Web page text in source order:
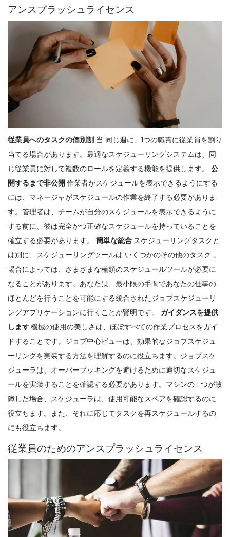
アンスプラッシュライセンス
従業員へのタスクの個別割 当 同じ週に、1つの職責に従業員を割り
当てる場合があります。最適なスケジューリングシステムは、同
じ従業員に対して複数のロールを定義する機能を提供します。
公
開するまで非公開作業者がスケジュールを表示できるようにする
には、マネージャがスケジュールの作業を終了する必要がありま
す。管理者は、チームが自分のスケジュールを表示できるように
する前に、彼は完全かつ正確なスケジュールを持っていることを
確立する必要があります。
簡単な統合 スケジューリングタスクと
は別に、スケジューリングツールは いくつかのその他のタスク 。
場合によっては、さまざまな種類のスケジュールツールが必要に
なることがあります。あなたは、最小限の手間であなたの仕事の
ほとんどを行うことを可能にする統合されたジョブスケジューリ
ングアプリケーションに行くことが賢明です。
ガイダンスを提供
します機械の使用の美しさは、ほぼすべての作業プロセスをガイ
ドすることです。ジョブ中心ビューは、効果的なジョブスケジュ
ーリングを実装する方法を理解するのに役立ちます。ジョブスケ
ジューラは、オーバーブッキングを避けるために適切なスケジュ
ールを実装することを確認する必要があります。マシンの 1 つが故
障した場合、スケジューラは、使用可能なスペアを確認するのに
役立ちます。また、それに応じてタスクを再スケジュールするの
にも役立ちます。
従業員のためのアンスプラッシュライセンス